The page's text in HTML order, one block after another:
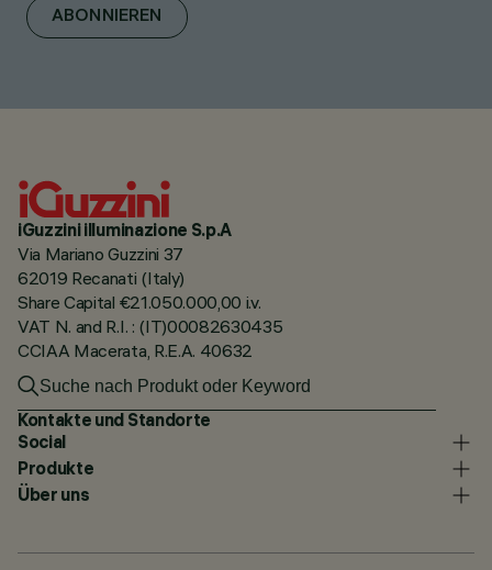
ABONNIEREN
iGuzzini illuminazione S.p.A
Via Mariano Guzzini 37
62019 Recanati (Italy)
Share Capital €21.050.000,00 i.v.
VAT N. and R.I. : (IT)00082630435
CCIAA Macerata, R.E.A. 40632
Kontakte und Standorte
Social
Produkte
Über uns